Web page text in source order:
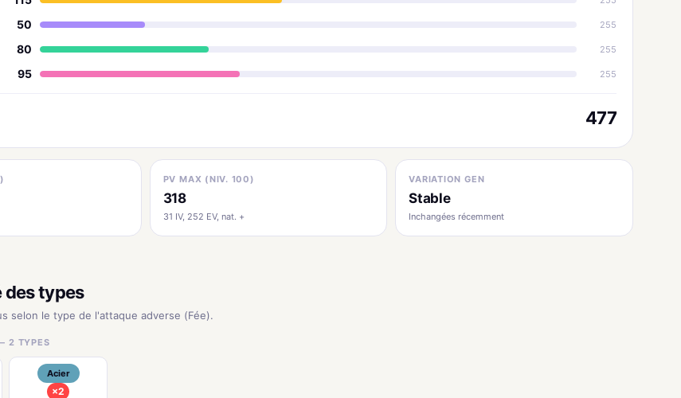
50 255
80 255
95 255
477
PV MAX (NIV. 100)
318
31 IV, 252 EV, nat. +
VARIATION GEN
Stable
Inchangées récemment
des types
selon le type de l'attaque adverse (Fée).
2 TYPES
Acier
×2